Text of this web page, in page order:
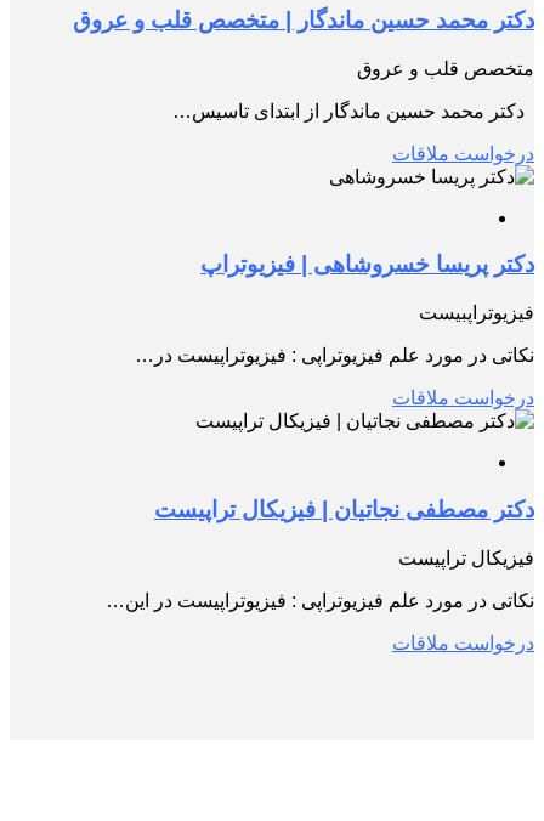
دكتر محمد حسين ماندگار | متخصص قلب و عروق
متخصص قلب و عروق
دكتر محمد حسين ماندگار از ابتدای تاسیس…
درخواست ملاقات
دکتر پریسا خسروشاهی | فیزیوتراپ
فیزیوتراپبیست
نکاتی در مورد علم فیزیوتراپی : فیزیوتراپیست در…
درخواست ملاقات
دکتر مصطفی نجاتیان | فیزیکال تراپیست
فیزیکال تراپیست
نکاتی در مورد علم فیزیوتراپی : فیزیوتراپیست در این…
درخواست ملاقات